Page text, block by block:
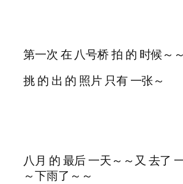
第一次 在 八号桥 拍 的 时候～～
挑 的 出 的 照片 只有 一张～
八月 的 最后 一天～～又 去了
～下雨了～～